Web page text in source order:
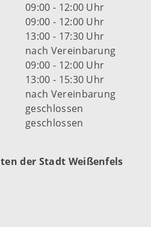
09:00 - 12:00 Uhr
09:00 - 12:00 Uhr
13:00 - 17:30 Uhr
nach Vereinbarung
09:00 - 12:00 Uhr
13:00 - 15:30 Uhr
nach Vereinbarung
geschlossen
geschlossen
der Stadt Weißenfels